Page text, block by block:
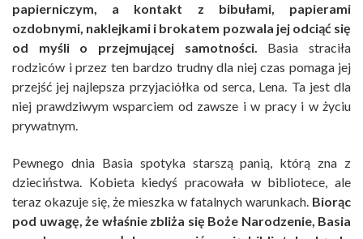
papierniczym, a kontakt z bibułami, papierami
ozdobnymi, naklejkami i brokatem pozwala jej odciąć się
od myśli o przejmującej samotności. Basia straciła
rodziców i przez ten bardzo trudny dla niej czas pomaga jej
przejść jej najlepsza przyjaciółka od serca, Lena. Ta jest dla
niej prawdziwym wsparciem od zawsze i w pracy i w życiu
prywatnym.
Pewnego dnia Basia spotyka starszą panią, którą zna z
dzieciństwa. Kobieta kiedyś pracowała w bibliotece, ale
teraz okazuje się, że mieszka w fatalnych warunkach. Biorąc
pod uwagę, że właśnie zbliża się Boże Narodzenie, Basia